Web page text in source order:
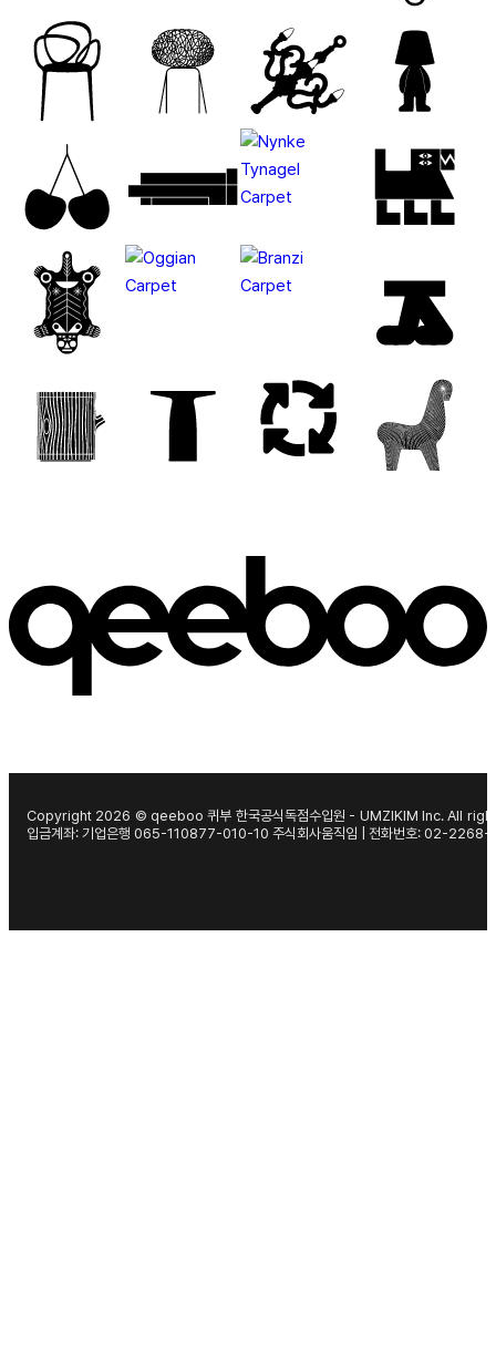
Copyright 2026 © qeeboo 퀴부 한국공식독점수입원 - UMZIKIM Inc. All
입금계좌: 기업은행 065-110877-010-10 주식회사움직임 | 전화번호: 02-2268-